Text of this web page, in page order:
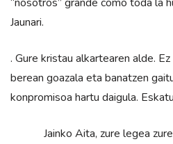
Jaunari.
. Gure kristau alkartearen alde.
berean goazala eta banatzen
konpromisoa hartu daigula.
Jainko Aita, zure legea